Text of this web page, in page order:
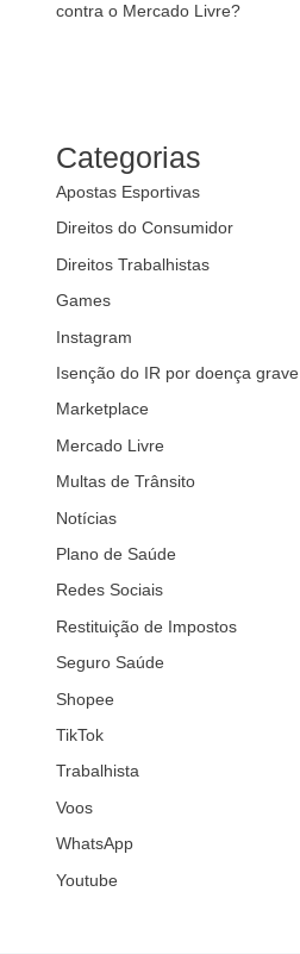
contra o Mercado Livre?
Categorias
Apostas Esportivas
Direitos do Consumidor
Direitos Trabalhistas
Games
Instagram
Isenção do IR por doença grave
Marketplace
Mercado Livre
Multas de Trânsito
Notícias
Plano de Saúde
Redes Sociais
Restituição de Impostos
Seguro Saúde
Shopee
TikTok
Trabalhista
Voos
WhatsApp
Youtube